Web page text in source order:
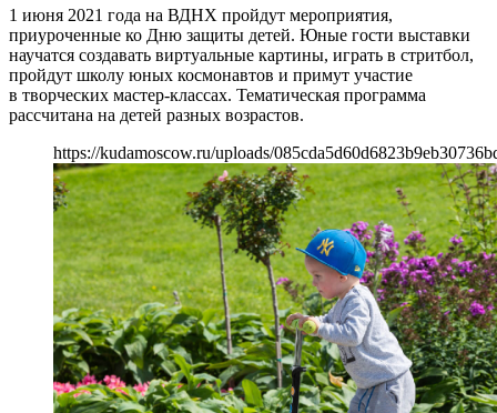
1 июня 2021 года на ВДНХ пройдут мероприятия,
приуроченные ко Дню защиты детей. Юные гости выставки
научатся создавать виртуальные картины, играть в стритбол,
пройдут школу юных космонавтов и примут участие
в творческих мастер-классах. Тематическая программа
рассчитана на детей разных возрастов.
https://kudamoscow.ru/uploads/